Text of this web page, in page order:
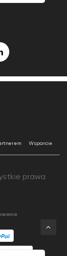
Wsparcie
prawa